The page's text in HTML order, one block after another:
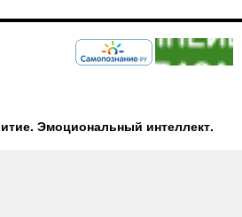
Эмоциональный интеллект.